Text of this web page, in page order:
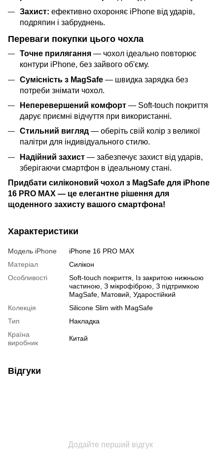
Захист: ефективно охороняє iPhone від ударів,
подряпин і забруднень.
Переваги покупки цього чохла
Точне прилягання — чохол ідеально повторює
контури iPhone, без зайвого об'єму.
Сумісність з MagSafe — швидка зарядка без
потреби знімати чохол.
Неперевершений комфорт — Soft-touch покриття
дарує приємні відчуття при використанні.
Стильний вигляд — оберіть свій колір з великої
палітри для індивідуального стилю.
Надійний захист — забезпечує захист від ударів,
зберігаючи смартфон в ідеальному стані.
Придбати силіконовий чохол з MagSafe для iPhone
16 PRO MAX — це елегантне рішення для
щоденного захисту вашого смартфона!
Характеристики
Модель iPhone
iPhone 16 PRO MAX
Матеріал
Силікон
Особливості
Soft-touch покриття, Із закритою нижньою
частиною, З мікрофіброю, З підтримкою
MagSafe, Матовий, Ударостійкий
Колекція
Silicone Slim with MagSafe
Тип
Накладка
Країна
виробник
Китай
Відгуки
Додайте перший відгук